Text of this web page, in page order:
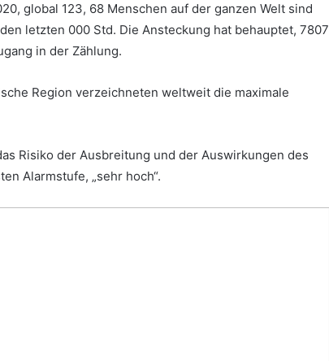
global 123, 68 Menschen auf der ganzen Welt sind
letzten 000 Std. Die Ansteckung hat behauptet, 7807
in der Zählung.
Region verzeichneten weltweit die maximale
Risiko der Ausbreitung und der Auswirkungen des
Alarmstufe, „sehr hoch“.